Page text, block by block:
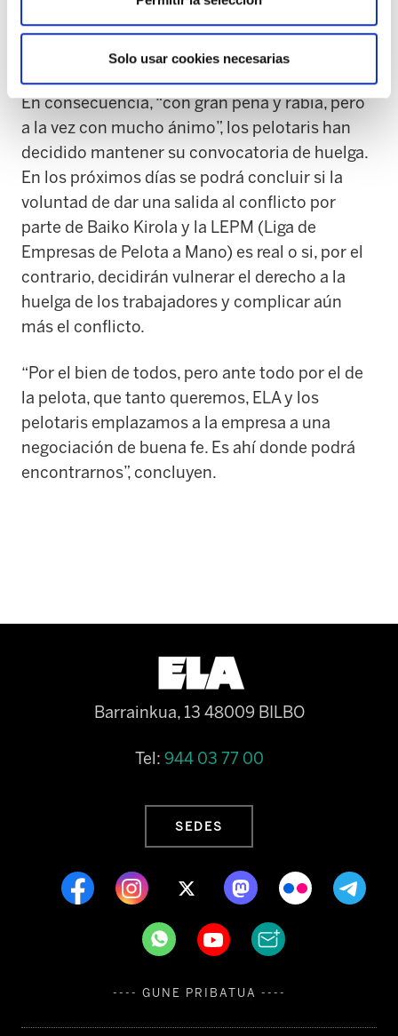
Solo usar cookies necesarias
empresas Bainet Taldea, S.L. y Baiko Kirola,
S.L., así como las acciones legales que de ello
se puedan derivar.
En consecuencia, “con gran pena y rabia, pero
a la vez con mucho ánimo”, los pelotaris han
decidido mantener su convocatoria de huelga.
En los próximos días se podrá concluir si la
voluntad de dar una salida al conflicto por
parte de Baiko Kirola y la LEPM (Liga de
Empresas de Pelota a Mano) es real o si, por el
contrario, decidirán vulnerar el derecho a la
huelga de los trabajadores y complicar aún
más el conflicto.
“Por el bien de todos, pero ante todo por el de
la pelota, que tanto queremos, ELA y los
pelotaris emplazamos a la empresa a una
negociación de buena fe. Es ahí donde podrá
encontrarnos”, concluyen.
Barrainkua, 13 48009 BILBO
Tel: 944 03 77 00
SEDES
---- GUNE PRIBATUA ----